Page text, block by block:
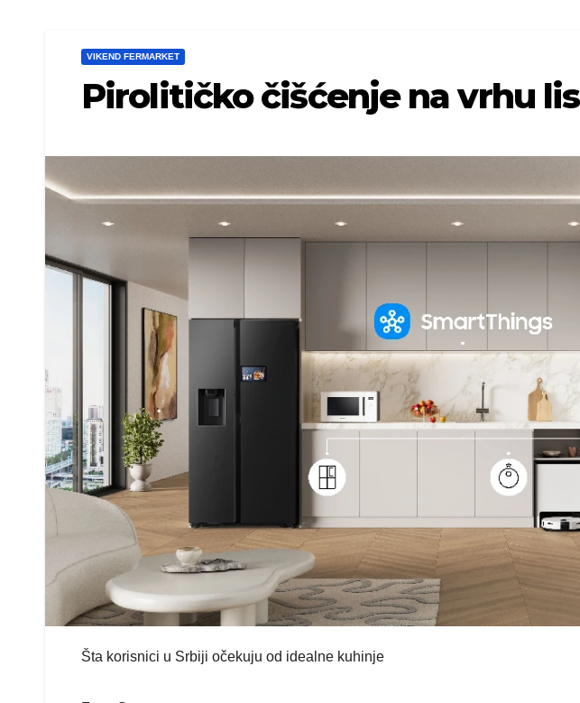
VIKEND FERMARKET
Pirolitičko čišćenje na vrhu
Šta korisnici u Srbiji očekuju od idealne kuhinje